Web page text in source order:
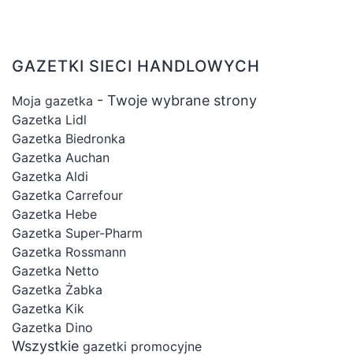
GAZETKI SIECI HANDLOWYCH
Moja gazetka - Twoje wybrane strony
Gazetka Lidl
Gazetka Biedronka
Gazetka Auchan
Gazetka Aldi
Gazetka Carrefour
Gazetka Hebe
Gazetka Super-Pharm
Gazetka Rossmann
Gazetka Netto
Gazetka Żabka
Gazetka Kik
Gazetka Dino
Wszystkie gazetki promocyjne